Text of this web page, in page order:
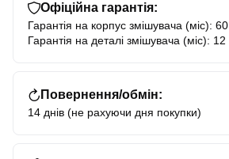
Офіційна гарантія:
Гарантія на корпус змішувача (міс): 60
Гарантія на деталі змішувача (міс): 12
Повернення/обмін:
14 днів (не рахуючи дня покупки)